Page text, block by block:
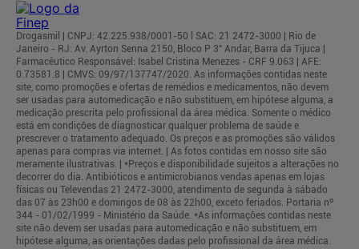
Drogasmil | CNPJ: 42.225.938/0001-50 l SAC: 21 2472-3000 | Rio de
Janeiro - RJ: Av. Ayrton Senna 2150, Bloco P 3° Andar, Barra da Tijuca |
Farmacêutico Responsável: Isabel Cristina Menezes - CRF 9.063 | AFE:
0.73581.8 | CMVS: 09/97/137747/2020. As informações contidas neste
site, como promoções e ofertas de remédios e medicamentos, não devem
ser usadas para automedicação e não substituem, em hipótese alguma, a
medicação prescrita pelo profissional da área médica. Somente o médico
está em condições de diagnosticar qualquer problema de saúde e
prescrever o tratamento adequado. Os preços e as promoções são válidos
apenas para compras via internet. | As fotos contidas em nosso site são
meramente ilustrativas. | *Preços e disponibilidade sujeitos a alterações no
decorrer do dia. Antibióticos e antimicrobianos vendas apenas em lojas
físicas ou Televendas 21 2472-3000, atendimento de segunda à sábado
das 07 às 23h00 e domingos de 08 às 22h00, exceto feriados. Portaria nº
344 - 01/02/1999 - Ministério da Saúde. *As informações contidas neste
site não devem ser usadas para automedicação e não substituem, em
hipótese alguma, as orientações dadas pelo profissional da área médica.